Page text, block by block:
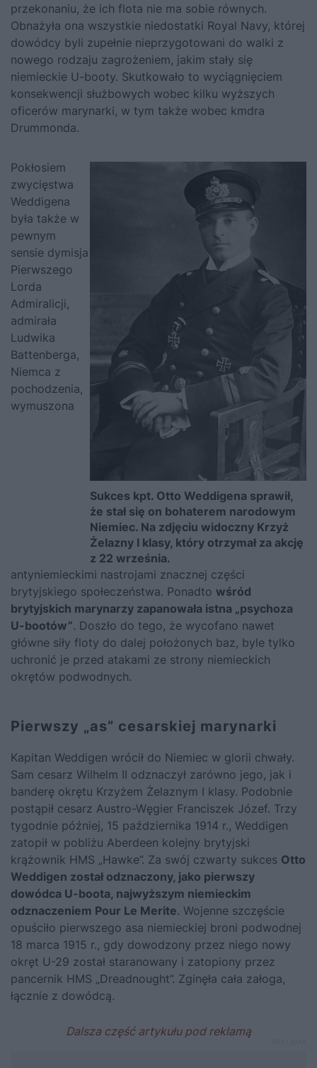
przekonaniu, że ich flota nie ma sobie równych.
Obnażyła ona wszystkie niedostatki Royal Navy, której
dowódcy byli zupełnie nieprzygotowani do walki z
nowego rodzaju zagrożeniem, jakim stały się
niemieckie U-booty. Skutkowało to wyciągnięciem
konsekwencji służbowych wobec kilku wyższych
oficerów marynarki, w tym także wobec kmdra
Drummonda.
Sukces kpt. Otto Weddigena sprawił,
że stał się on bohaterem narodowym
Niemiec. Na zdjęciu widoczny Krzyż
Żelazny I klasy, który otrzymał za akcję
z 22 września.
Pokłosiem
zwycięstwa
Weddigena
była także w
pewnym
sensie dymisja
Pierwszego
Lorda
Admiralicji,
admirała
Ludwika
Battenberga,
Niemca z
pochodzenia,
wymuszona
antyniemieckimi nastrojami znacznej części
brytyjskiego społeczeństwa. Ponadto wśród
brytyjskich marynarzy zapanowała istna „psychoza
U-bootów”. Doszło do tego, że wycofano nawet
główne siły floty do dalej położonych baz, byle tylko
uchronić je przed atakami ze strony niemieckich
okrętów podwodnych.
Pierwszy „as” cesarskiej marynarki
Kapitan Weddigen wrócił do Niemiec w glorii chwały.
Sam cesarz Wilhelm II odznaczył zarówno jego, jak i
banderę okrętu Krzyżem Żelaznym I klasy. Podobnie
postąpił cesarz Austro-Węgier Franciszek Józef. Trzy
tygodnie później, 15 października 1914 r., Weddigen
zatopił w pobliżu Aberdeen kolejny brytyjski
krążownik HMS „Hawke”. Za swój czwarty sukces Otto
Weddigen został odznaczony, jako pierwszy
dowódca U-boota, najwyższym niemieckim
odznaczeniem Pour Le Merite. Wojenne szczęście
opuściło pierwszego asa niemieckiej broni podwodnej
18 marca 1915 r., gdy dowodzony przez niego nowy
okręt U-29 został staranowany i zatopiony przez
pancernik HMS „Dreadnought”. Zginęła cała załoga,
łącznie z dowódcą.